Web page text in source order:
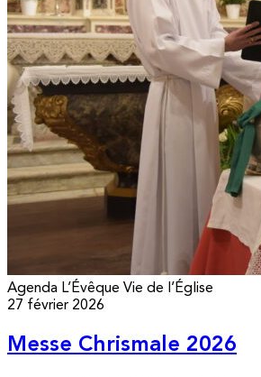
Agenda L’Évêque Vie de l’Église
27 février 2026
Messe Chrismale 2026